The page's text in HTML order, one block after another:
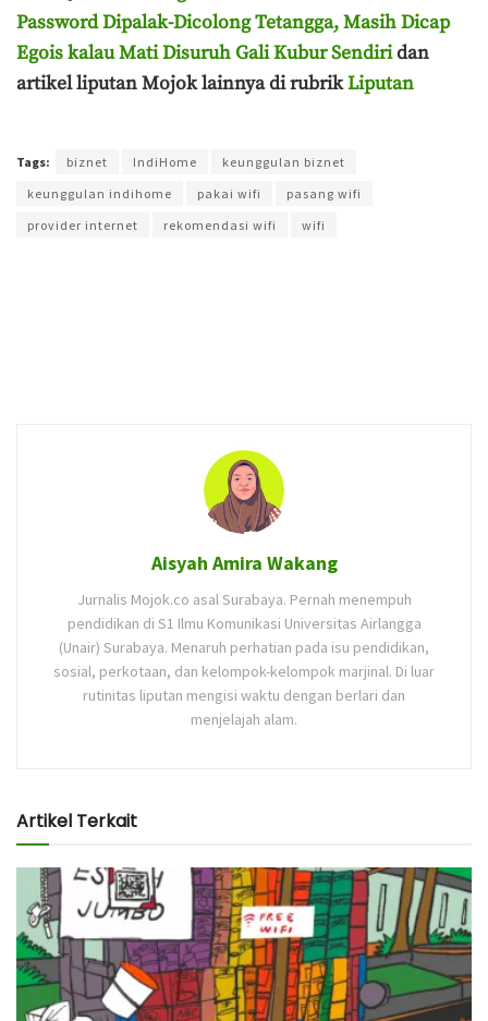
Password Dipalak-Dicolong Tetangga, Masih Dicap
Egois kalau Mati Disuruh Gali Kubur Sendiridan
artikel liputan Mojok lainnya di rubrikLiputan
Tags: biznet IndiHome
keunggulan biznet
keunggulan indihome
pakai wifi
pasang wifi
provider internet
rekomendasi wifi wifi
Aisyah Amira Wakang
Jurnalis Mojok.co asal Surabaya. Pernah menempuh
pendidikan di S1 Ilmu Komunikasi Universitas Airlangga
(Unair) Surabaya. Menaruh perhatian pada isu pendidikan,
sosial, perkotaan, dan kelompok-kelompok marjinal. Di luar
rutinitas liputan mengisi waktu dengan berlari dan
menjelajah alam.
Artikel Terkait